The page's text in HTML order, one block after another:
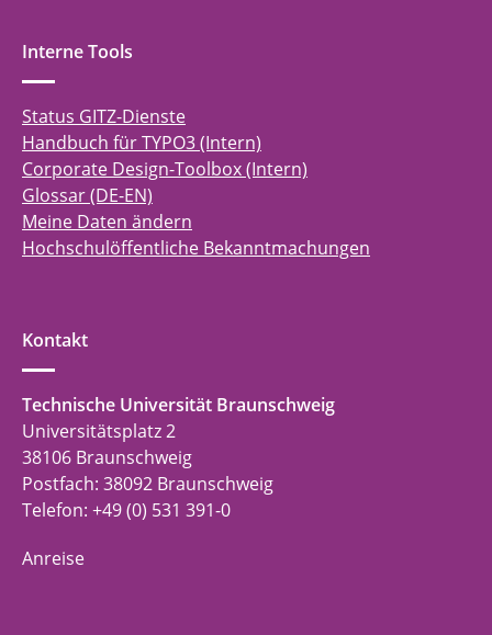
Interne Tools
Status GITZ-Dienste
Handbuch für TYPO3 (Intern)
Corporate Design-Toolbox (Intern)
Glossar (DE-EN)
Meine Daten ändern
Hochschulöffentliche Bekanntmachungen
Kontakt
Technische Universität Braunschweig
Universitätsplatz 2
38106 Braunschweig
Postfach: 38092 Braunschweig
Telefon: +49 (0) 531 391-0
Anreise